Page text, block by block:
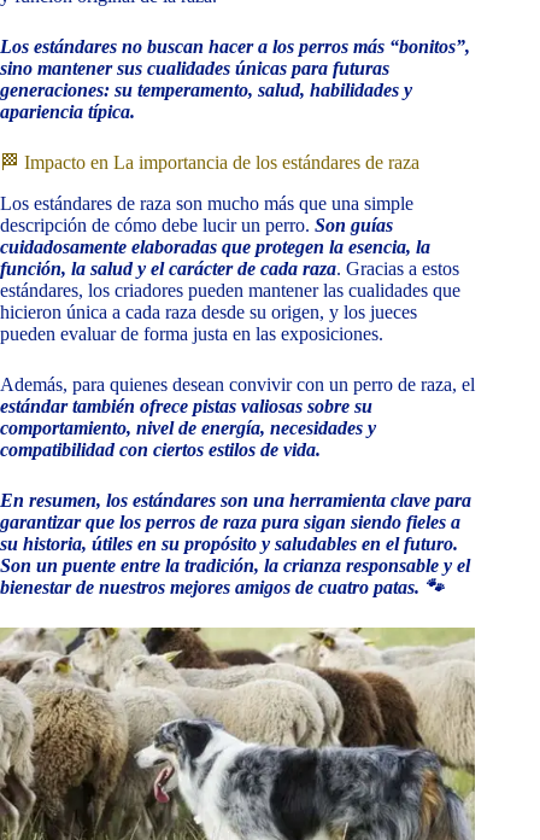
Los estándares no buscan hacer a los perros más “bonitos”,
sino mantener sus cualidades únicas para futuras
generaciones: su temperamento, salud, habilidades y
apariencia típica.
🏁 Impacto en La importancia de los estándares de raza
Los estándares de raza son mucho más que una simple
descripción de cómo debe lucir un perro. Son guías
cuidadosamente elaboradas que protegen la esencia, la
función, la salud y el carácter de cada raza. Gracias a estos
estándares, los criadores pueden mantener las cualidades que
hicieron única a cada raza desde su origen, y los jueces
pueden evaluar de forma justa en las exposiciones.
Además, para quienes desean convivir con un perro de raza, el
estándar también ofrece pistas valiosas sobre su
comportamiento, nivel de energía, necesidades y
compatibilidad con ciertos estilos de vida.
En resumen, los estándares son una herramienta clave para
garantizar que los perros de raza pura sigan siendo fieles a
su historia, útiles en su propósito y saludables en el futuro.
Son un puente entre la tradición, la crianza responsable y el
bienestar de nuestros mejores amigos de cuatro patas. 🐾